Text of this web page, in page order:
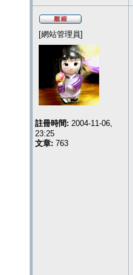
[網站管理員]
註冊時間: 2004-11-06,
23:25
文章: 763